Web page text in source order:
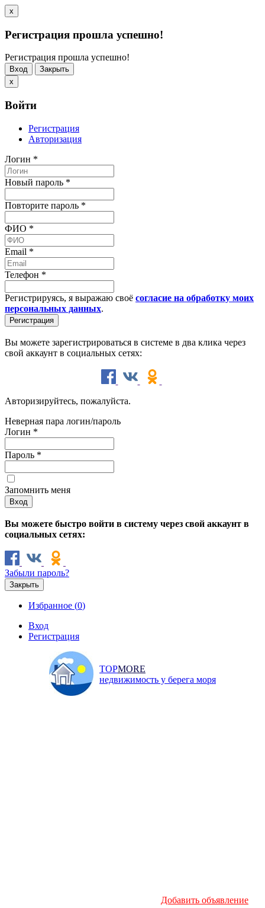
x
Регистрация прошла успешно!
Регистрация прошла успешно!
Вход
Закрыть
x
Войти
Регистрация
Авторизация
Логин *
Новый пароль *
Повторите пароль *
ФИО *
Email *
Телефон *
Регистрируясь, я выражаю своё согласие на обработку моих
персональных данных.
Вы можете зарегистрироваться в системе в два клика через
свой аккаунт в социальных сетях:
Авторизируйтесь, пожалуйста.
Неверная пара логин/пароль
Логин *
Пароль *
Запомнить меня
Вы можете быстро войти в систему через свой аккаунт в
социальных сетях:
Забыли пароль?
Закрыть
Избранное (0)
Вход
Регистрация
TOPMORE
недвижимость у берега моря
Добавить объявление